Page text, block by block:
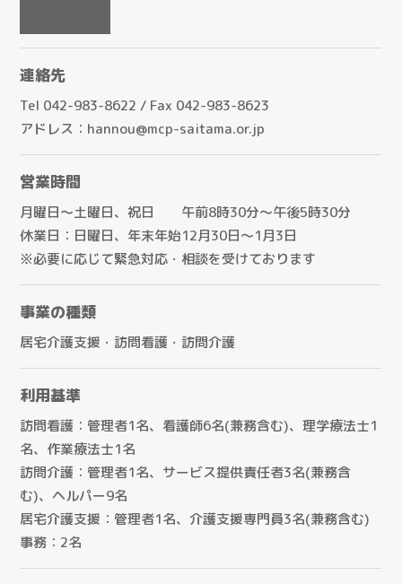
連絡先
Tel 042-983-8622 / Fax 042-983-8623
アドレス：hannou@mcp-saitama.or.jp
営業時間
月曜日～土曜日、祝日 午前8時30分～午後5時30分
休業日：日曜日、年末年始12月30日～1月3日
※必要に応じて緊急対応・相談を受けております
事業の種類
居宅介護支援・訪問看護・訪問介護
利用基準
訪問看護：管理者1名、看護師6名(兼務含む)、理学療法士1
名、作業療法士1名
訪問介護：管理者1名、サービス提供責任者3名(兼務含
む)、ヘルパー9名
居宅介護支援：管理者1名、介護支援専門員3名(兼務含む)
事務：2名